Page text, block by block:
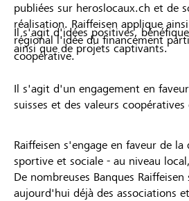
publiées sur heroslocaux.ch et de
réalisation. Raiffeisen applique
régional l'idée du financement
coopérative.
Il s'agit d'idées positives,
ainsi que de projets captivants.
Il s'agit d'un engagement en
suisses et des valeurs coopératives
Raiffeisen s'engage en faveur de
sportive et sociale - au niveau
De nombreuses Banques
aujourd'hui déjà des associations